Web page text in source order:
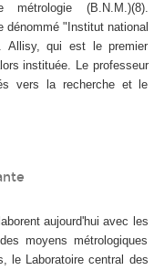
(B.N.M.)(8).
dénommé "Institut national
Allisy, qui est le premier
instituée. Le professeur
vers la recherche et le
aujourd'hui avec les
moyens métrologiques
le Laboratoire central des